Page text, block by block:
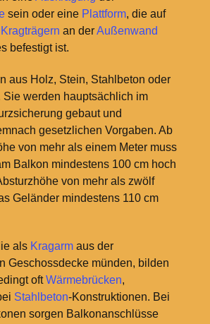
sein oder eine Plattform, die auf
Kragträgern an derAußenwand
befestigt ist.
aus Holz, Stein, Stahlbeton oder
Sie werden hauptsächlich im
gebaut und
gesetzlichen Vorgaben. Ab
von mehr als einem Meter muss
Balkon mindestens 100 cm hoch
von mehr als zwölf
Geländer mindestens 110 cm
als Kragarmaus der
Geschossdecke münden, bilden
oftWärmebrücken,
Stahlbeton-Konstruktionen. Bei
sorgen Balkonanschlüsse